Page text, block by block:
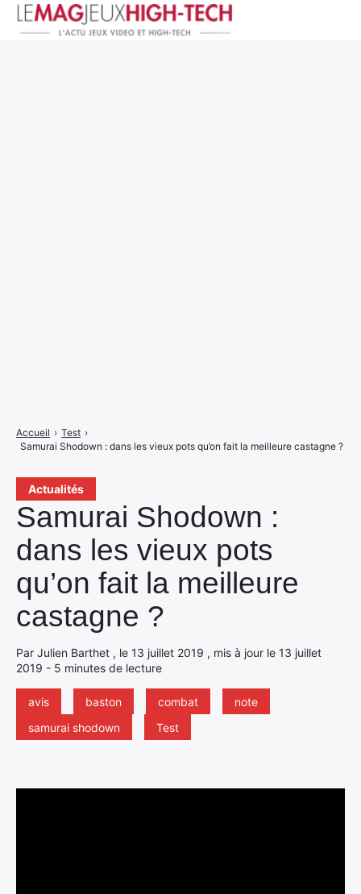
Actualités
Samurai Shodown :
dans les vieux pots
qu’on fait la meilleure
castagne ?
Par Julien Barthet , le 13 juillet 2019 , mis à jour le 13 juillet
2019 - 5 minutes de lecture
avis baston combat
note
samurai shodown
Test
Accueil › Test ›
Samurai Shodown : dans les vieux pots qu’on fait la meilleure castagne ?